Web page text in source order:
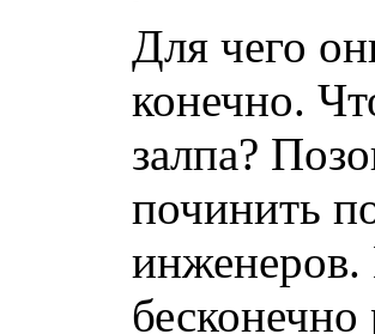
Для чего
конечно.
залпа?
починить
инженеров.